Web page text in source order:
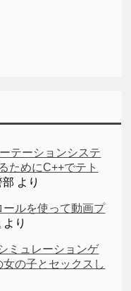
テーションシステ
ためにC++でテト
部 より
ルを使って動画プ
より
ミュレーションゲ
女の子とセックスし